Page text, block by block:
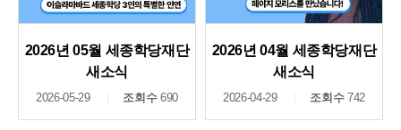
2026년 05월 세종학당재단
새소식
2026-05-29 조회수690
2026년 04월 세종학당재단
새소식
2026-04-29 조회수742